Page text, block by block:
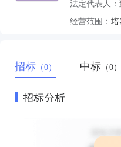
法定代表人：
经营范围：
招标 （0） 中标 （0）
招标分析